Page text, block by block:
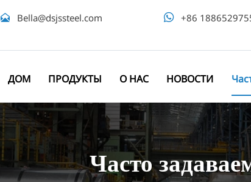
 Bella@dsjssteel.com  +86
ДОМ ПРОДУКТЫ О НАС НОВОСТИ
Часто